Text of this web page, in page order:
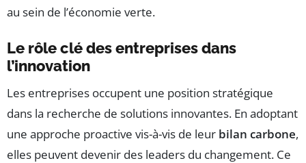
au sein de l’économie verte.
Le rôle clé des entreprises dans
l’innovation
Les entreprises occupent une position stratégique
dans la recherche de solutions innovantes. En adoptant
une approche proactive vis-à-vis de leur bilan carbone,
elles peuvent devenir des leaders du changement. Ce